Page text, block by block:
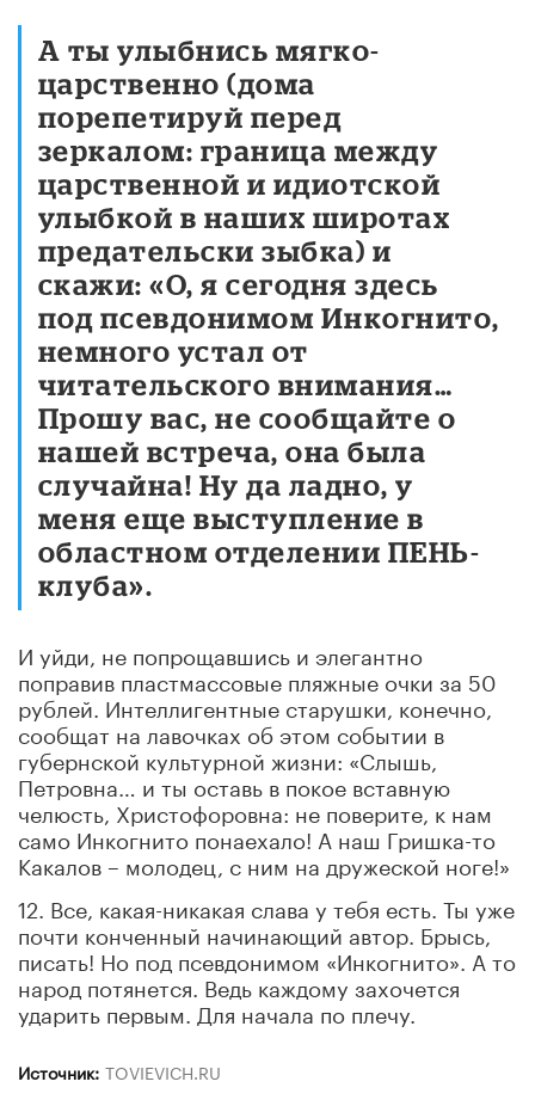
А ты улыбнись мягко-
царственно (дома
порепетируй перед
зеркалом: граница между
царственной и идиотской
улыбкой в наших широтах
предательски зыбка) и
скажи: «О, я сегодня здесь
под псевдонимом Инкогнито,
немного устал от
читательского внимания…
Прошу вас, не сообщайте о
нашей встреча, она была
случайна! Ну да ладно, у
меня еще выступление в
областном отделении ПЕНЬ-
клуба».
И уйди, не попрощавшись и элегантно
поправив пластмассовые пляжные очки за 50
рублей. Интеллигентные старушки, конечно,
сообщат на лавочках об этом событии в
губернской культурной жизни: «Слышь,
Петровна… и ты оставь в покое вставную
челюсть, Христофоровна: не поверите, к нам
само Инкогнито понаехало! А наш Гришка-то
Какалов – молодец, с ним на дружеской ноге!»
12. Все, какая-никакая слава у тебя есть. Ты уже
почти конченный начинающий автор. Брысь,
писать! Но под псевдонимом «Инкогнито». А то
народ потянется. Ведь каждому захочется
ударить первым. Для начала по плечу.
Источник: TOVIEVICH.RU